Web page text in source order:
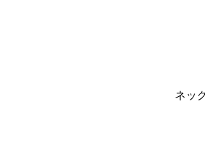
ネッ